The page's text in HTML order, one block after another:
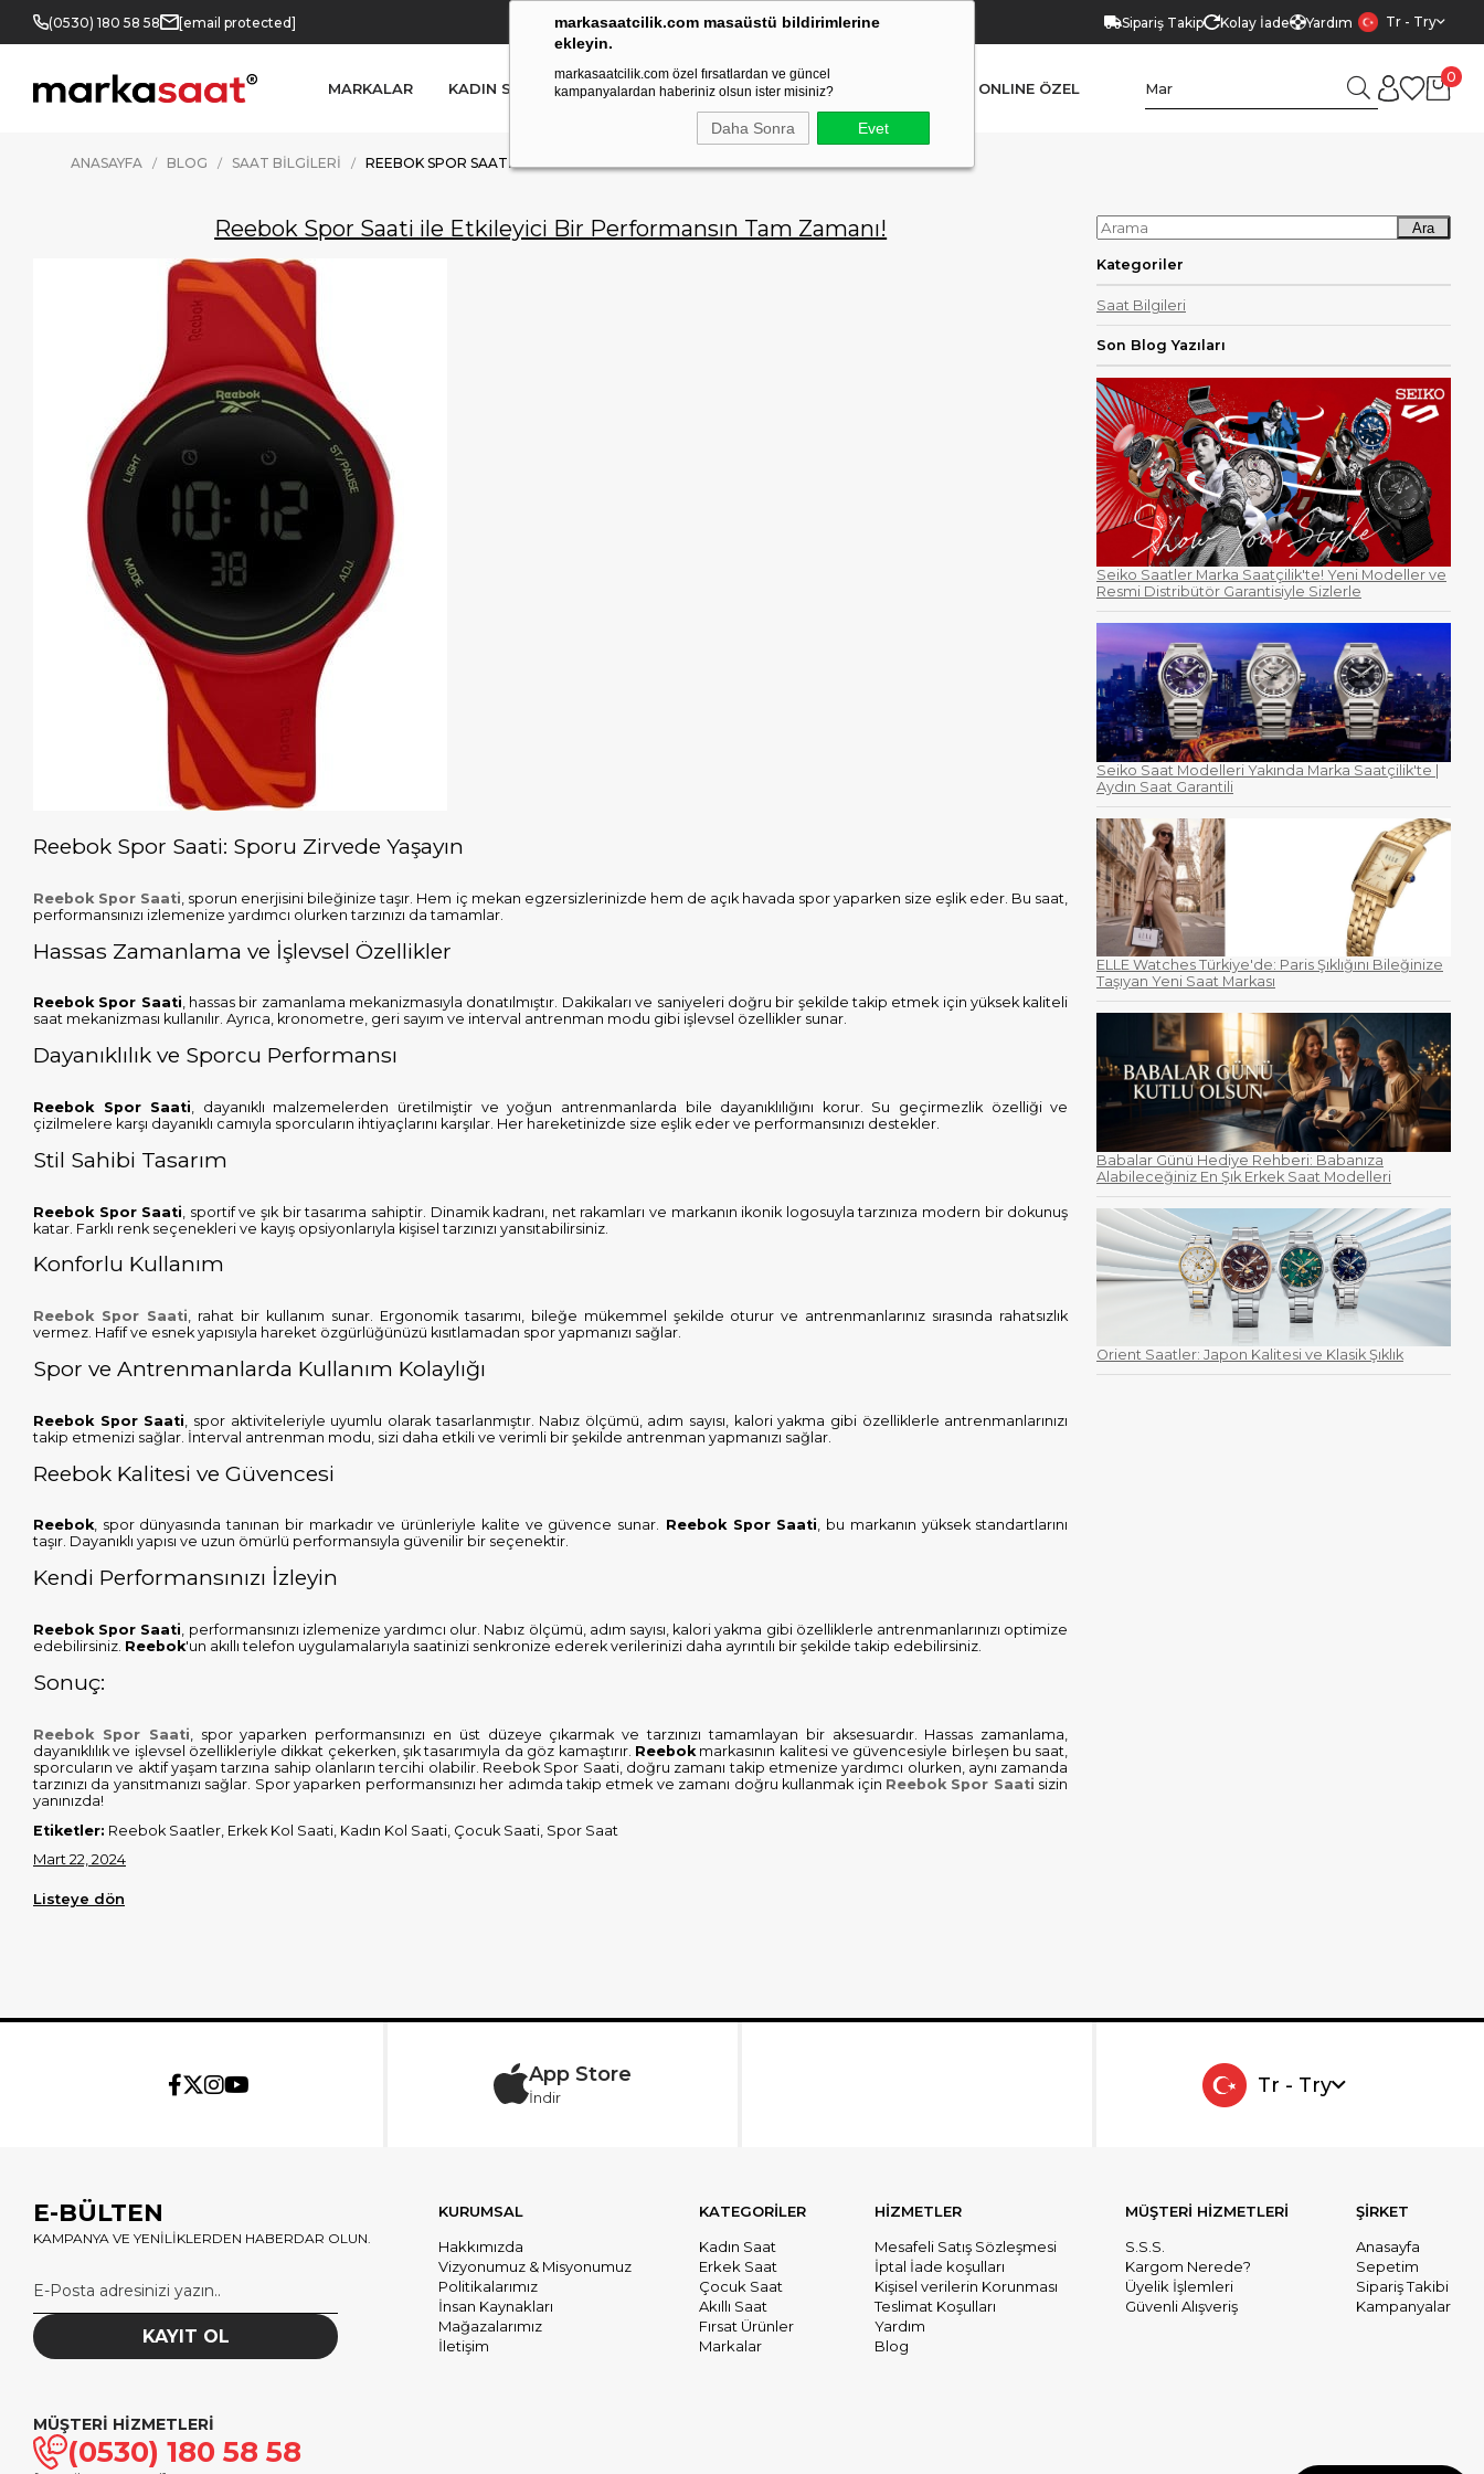
markasaatcilik.com masaüstü bildirimlerine
ekleyin.
markasaatcilik.com özel fırsatlardan ve güncel
kampanyalardan haberiniz olsun ister misiniz?
Daha Sonra Evet
(0530) 180 58 58 [email protected] YETKİLİ SATICI (Ücretsiz Kargo Ve İade) Sipariş Takip Kolay İade Yardım Tr - Try
MARKALAR KADIN SAAT ERKEK SAAT AKILLI SAAT ONLINE ÖZEL
0
ANASAYFA BLOG SAAT BILGILERI REEBOK SPOR SAATI ILE ETKILEYICI BIR PERFORMANSIN TAM ZAMANI!
Reebok Spor Saati ile Etkileyici Bir Performansın Tam Zamanı!
Reebok Spor Saati: Sporu Zirvede Yaşayın
Reebok Spor Saati , sporun enerjisini bileğinize taşır. Hem iç mekan egzersizlerinizde hem de açık havada spor yaparken size eşlik eder. Bu saat,
performansınızı izlemenize yardımcı olurken tarzınızı da tamamlar.
Hassas Zamanlama ve İşlevsel Özellikler
Reebok Spor Saati, hassas bir zamanlama mekanizmasıyla donatılmıştır. Dakikaları ve saniyeleri doğru bir şekilde takip etmek için yüksek kaliteli
saat mekanizması kullanılır. Ayrıca, kronometre, geri sayım ve interval antrenman modu gibi işlevsel özellikler sunar.
Dayanıklılık ve Sporcu Performansı
Reebok Spor Saati , dayanıklı malzemelerden üretilmiştir ve yoğun antrenmanlarda bile dayanıklılığını korur. Su geçirmezlik özelliği ve
çizilmelere karşı dayanıklı camıyla sporcuların ihtiyaçlarını karşılar. Her hareketinizde size eşlik eder ve performansınızı destekler.
Stil Sahibi Tasarım
Reebok Spor Saati , sportif ve şık bir tasarıma sahiptir. Dinamik kadranı, net rakamları ve markanın ikonik logosuyla tarzınıza modern bir dokunuş
katar. Farklı renk seçenekleri ve kayış opsiyonlarıyla kişisel tarzınızı yansıtabilirsiniz.
Konforlu Kullanım
Reebok Spor Saati, rahat bir kullanım sunar. Ergonomik tasarımı, bileğe mükemmel şekilde oturur ve antrenmanlarınız sırasında rahatsızlık
vermez. Hafif ve esnek yapısıyla hareket özgürlüğünüzü kısıtlamadan spor yapmanızı sağlar.
Spor ve Antrenmanlarda Kullanım Kolaylığı
Reebok Spor Saati , spor aktiviteleriyle uyumlu olarak tasarlanmıştır. Nabız ölçümü, adım sayısı, kalori yakma gibi özelliklerle antrenmanlarınızı
takip etmenizi sağlar. İnterval antrenman modu, sizi daha etkili ve verimli bir şekilde antrenman yapmanızı sağlar.
Reebok Kalitesi ve Güvencesi
Reebok, spor dünyasında tanınan bir markadır ve ürünleriyle kalite ve güvence sunar. Reebok Spor Saati, bu markanın yüksek standartlarını
taşır. Dayanıklı yapısı ve uzun ömürlü performansıyla güvenilir bir seçenektir.
Kendi Performansınızı İzleyin
Reebok Spor Saati , performansınızı izlemenize yardımcı olur. Nabız ölçümü, adım sayısı, kalori yakma gibi özelliklerle antrenmanlarınızı optimize
edebilirsiniz. Reebok'un akıllı telefon uygulamalarıyla saatinizi senkronize ederek verilerinizi daha ayrıntılı bir şekilde takip edebilirsiniz.
Sonuç:
Reebok Spor Saati , spor yaparken performansınızı en üst düzeye çıkarmak ve tarzınızı tamamlayan bir aksesuardır. Hassas zamanlama,
dayanıklılık ve işlevsel özellikleriyle dikkat çekerken, şık tasarımıyla da göz kamaştırır. Reebokmarkasının kalitesi ve güvencesiyle birleşen bu saat,
sporcuların ve aktif yaşam tarzına sahip olanların tercihi olabilir. Reebok Spor Saati, doğru zamanı takip etmenize yardımcı olurken, aynı zamanda
tarzınızı da yansıtmanızı sağlar. Spor yaparken performansınızı her adımda takip etmek ve zamanı doğru kullanmak için Reebok Spor Saati sizin
yanınızda!
Etiketler: Reebok Saatler, Erkek Kol Saati, Kadın Kol Saati, Çocuk Saati, Spor Saat
Mart 22, 2024
Listeye dön
Ara
Kategoriler
Saat Bilgileri
Son Blog Yazıları
Seiko Saatler Marka Saatçilik'te! Yeni Modeller ve
Resmi Distribütör Garantisiyle Sizlerle
Seiko Saat Modelleri Yakında Marka Saatçilik'te |
Aydın Saat Garantili
ELLE Watches Türkiye'de: Paris Şıklığını Bileğinize
Taşıyan Yeni Saat Markası
Babalar Günü Hediye Rehberi: Babanıza
Alabileceğiniz En Şık Erkek Saat Modelleri
Orient Saatler: Japon Kalitesi ve Klasik Şıklık
App Store
İndir
Tr - Try
E-BÜLTEN
KAMPANYA VE YENİLİKLERDEN HABERDAR OLUN.
KAYIT OL
MÜŞTERİ HİZMETLERİ
(0530) 180 58 58
KURUMSAL
Hakkımızda
Vizyonumuz & Misyonumuz
Politikalarımız
İnsan Kaynakları
Mağazalarımız
İletişim
KATEGORİLER
Kadın Saat
Erkek Saat
Çocuk Saat
Akıllı Saat
Fırsat Ürünler
Markalar
HİZMETLER
Mesafeli Satış Sözleşmesi
İptal İade koşulları
Kişisel verilerin Korunması
Teslimat Koşulları
Yardım
Blog
MÜŞTERİ HİZMETLERİ
S.S.S.
Kargom Nerede?
Üyelik İşlemleri
Güvenli Alışveriş
ŞİRKET
Anasayfa
Sepetim
Sipariş Takibi
Kampanyalar